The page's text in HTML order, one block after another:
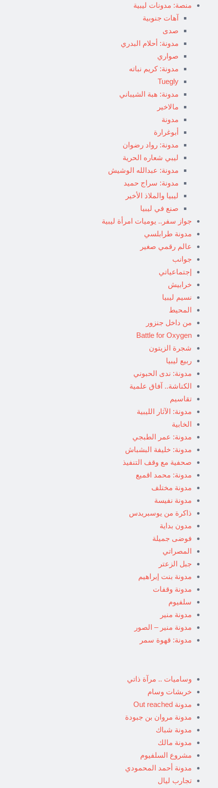
منصة: مدونات ليبية
آهات جنوبية
صدى
مدونة: أحلام البدري
صواري
مدونة: كريم نباته
Tuegly
مدونة: هبة الشيباني
مالاخير
مدونة
أبوغرارة
مدونة: رواد رضوان
ليبي شعاره الحرية
مدونة: عبدالله الوشيش
مدونة: سراج حميد
ليبيا والملاذ الأخير
صنع في ليبيا
جواز سفر.. يوميات امرأة ليبية
مدونة طرابلسي
عالم رقمي صغير
جوانب
إجتماعياتي
خرابيش
نسيم ليبيا
المحيط
من داخل جنزور
Battle for Oxygen
شجرة الزيتون
ربيع ليبيا
مدونة: ندى الحبوني
الكناشة.. آفاق علمية
تقاسيم
مدونة: الآثار الليبية
الخابية
مدونة: عمر الطبجي
مدونة: خليفة البشباش
صحفية مع وقف التنفيذ
مدونة: محمد اقميع
مدونة مختلف
مدونة نفيسة
ذاكرة من يوسبريدس
مدون بداية
فوضى جميلة
المصراتي
جبل الزعتر
مدونة بنت إبراهيم
مدونة وقفات
سلفيوم
مدونة منير
مدونة منير – الصور
مدونة: قهوة سمر
وساميات .. مرآة ذاتي
خربشات وسام
مدونة Out reached
مدونة مروان بن جبودة
مدونة شباك
مدونة مالك
مشروع السلفيوم
مدونة أحمد المحمودي
تجارب ليال